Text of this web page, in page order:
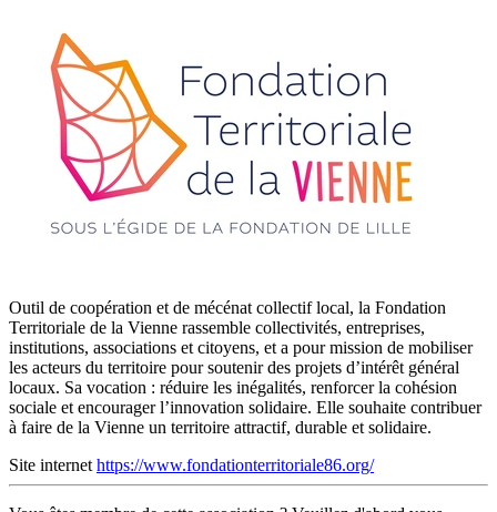
Outil de coopération et de mécénat collectif local, la Fondation
Territoriale de la Vienne rassemble collectivités, entreprises,
institutions, associations et citoyens, et a pour mission de mobiliser
les acteurs du territoire pour soutenir des projets d’intérêt général
locaux. Sa vocation : réduire les inégalités, renforcer la cohésion
sociale et encourager l’innovation solidaire. Elle souhaite contribuer
à faire de la Vienne un territoire attractif, durable et solidaire.
Site internet https://www.fondationterritoriale86.org/